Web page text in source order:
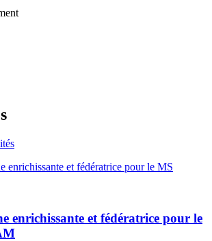
enrichissante et fédératrice pour le